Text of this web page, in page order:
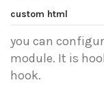
custom html
you can
module. It is
hook.